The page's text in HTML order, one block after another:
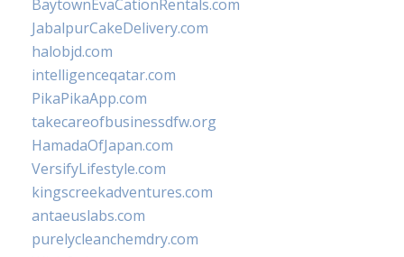
BaytownEvaCationRentals.com
JabalpurCakeDelivery.com
halobjd.com
intelligenceqatar.com
PikaPikaApp.com
takecareofbusinessdfw.org
HamadaOfJapan.com
VersifyLifestyle.com
kingscreekadventures.com
antaeuslabs.com
purelycleanchemdry.com